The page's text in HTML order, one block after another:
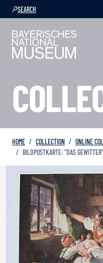
SEARCH
HOME COLLECTION
ONLINE
BILDPOSTKARTE: "DAS